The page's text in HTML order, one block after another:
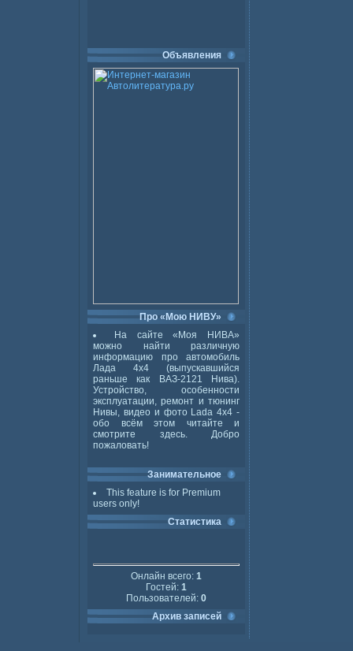
Объявления
Про «Мою НИВУ»
На сайте «Моя НИВА»
можно найти различную
информацию про автомобиль
Лада 4x4 (выпускавшийся
раньше как ВАЗ-2121 Нива).
Устройство, особенности
эксплуатации, ремонт и тюнинг
Нивы, видео и фото Lada 4x4 -
обо всём этом читайте и
смотрите здесь. Добро
пожаловать!
Занимательное
This feature is for Premium
users only!
Статистика
Онлайн всего: 1
Гостей: 1
Пользователей: 0
Архив записей